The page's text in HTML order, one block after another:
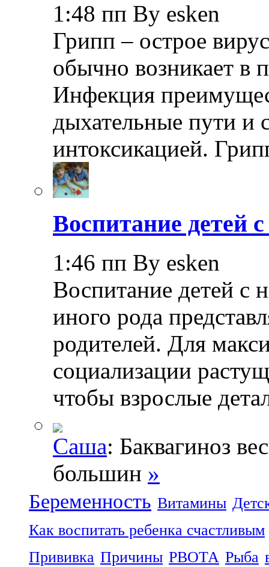
1:48 пп By esken
Грипп – острое
обычно возникает в
Инфекция
дыхательные пути и
интоксикацией.
Воспитание детей
1:46 пп By esken
Воспитание детей с
иного рода
родителей. Для
социализации
чтобы взрослые
Саша: Баквагиноз
большин »
Беременность Витамины
Как воспитать ребенка счастливым
Прививка Причины РВОТА Рыба